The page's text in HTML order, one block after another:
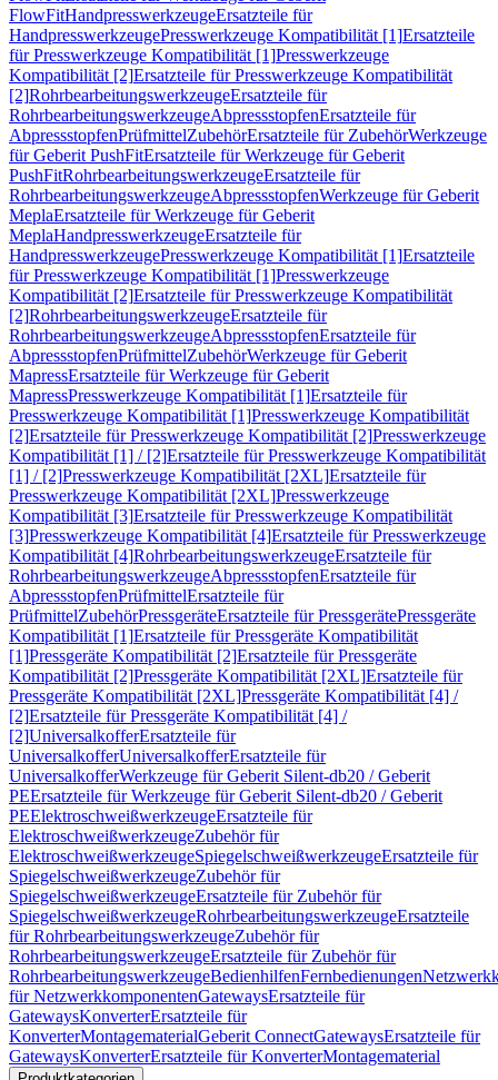
FlowFitHandpresswerkzeugeErsatzteile für
HandpresswerkzeugePresswerkzeuge Kompatibilität [1]Ersatzteile
für Presswerkzeuge Kompatibilität [1]Presswerkzeuge
Kompatibilität [2]Ersatzteile für Presswerkzeuge Kompatibilität
[2]RohrbearbeitungswerkzeugeErsatzteile für
RohrbearbeitungswerkzeugeAbpressstopfenErsatzteile für
AbpressstopfenPrüfmittelZubehörErsatzteile für ZubehörWerkzeuge
für Geberit PushFitErsatzteile für Werkzeuge für Geberit
PushFitRohrbearbeitungswerkzeugeErsatzteile für
RohrbearbeitungswerkzeugeAbpressstopfenWerkzeuge für Geberit
MeplaErsatzteile für Werkzeuge für Geberit
MeplaHandpresswerkzeugeErsatzteile für
HandpresswerkzeugePresswerkzeuge Kompatibilität [1]Ersatzteile
für Presswerkzeuge Kompatibilität [1]Presswerkzeuge
Kompatibilität [2]Ersatzteile für Presswerkzeuge Kompatibilität
[2]RohrbearbeitungswerkzeugeErsatzteile für
RohrbearbeitungswerkzeugeAbpressstopfenErsatzteile für
AbpressstopfenPrüfmittelZubehörWerkzeuge für Geberit
MapressErsatzteile für Werkzeuge für Geberit
MapressPresswerkzeuge Kompatibilität [1]Ersatzteile für
Presswerkzeuge Kompatibilität [1]Presswerkzeuge Kompatibilität
[2]Ersatzteile für Presswerkzeuge Kompatibilität [2]Presswerkzeuge
Kompatibilität [1] / [2]Ersatzteile für Presswerkzeuge Kompatibilität
[1] / [2]Presswerkzeuge Kompatibilität [2XL]Ersatzteile für
Presswerkzeuge Kompatibilität [2XL]Presswerkzeuge
Kompatibilität [3]Ersatzteile für Presswerkzeuge Kompatibilität
[3]Presswerkzeuge Kompatibilität [4]Ersatzteile für Presswerkzeuge
Kompatibilität [4]RohrbearbeitungswerkzeugeErsatzteile für
RohrbearbeitungswerkzeugeAbpressstopfenErsatzteile für
AbpressstopfenPrüfmittelErsatzteile für
PrüfmittelZubehörPressgeräteErsatzteile für PressgerätePressgeräte
Kompatibilität [1]Ersatzteile für Pressgeräte Kompatibilität
[1]Pressgeräte Kompatibilität [2]Ersatzteile für Pressgeräte
Kompatibilität [2]Pressgeräte Kompatibilität [2XL]Ersatzteile für
Pressgeräte Kompatibilität [2XL]Pressgeräte Kompatibilität [4] /
[2]Ersatzteile für Pressgeräte Kompatibilität [4] /
[2]UniversalkofferErsatzteile für
UniversalkofferUniversalkofferErsatzteile für
UniversalkofferWerkzeuge für Geberit Silent-db20 / Geberit
PEErsatzteile für Werkzeuge für Geberit Silent-db20 / Geberit
PEElektroschweißwerkzeugeErsatzteile für
ElektroschweißwerkzeugeZubehör für
ElektroschweißwerkzeugeSpiegelschweißwerkzeugeErsatzteile für
SpiegelschweißwerkzeugeZubehör für
SpiegelschweißwerkzeugeErsatzteile für Zubehör für
SpiegelschweißwerkzeugeRohrbearbeitungswerkzeugeErsatzteile
für RohrbearbeitungswerkzeugeZubehör für
RohrbearbeitungswerkzeugeErsatzteile für Zubehör für
RohrbearbeitungswerkzeugeBedienhilfenFernbedienungen
für NetzwerkkomponentenGatewaysErsatzteile für
GatewaysKonverterErsatzteile für
KonverterMontagematerialGeberit ConnectGatewaysErsatzteile für
GatewaysKonverterErsatzteile für KonverterMontagematerial